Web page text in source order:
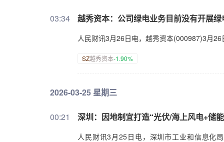
03:34 越秀资本：公司绿电业务目前没有开展
人民财讯3月26日电，越秀资本(000987)3月
SZ越秀资本-1.90%
2026-03-25 星期三
00:21 深圳：因地制宜打造“光伏/海上风电+储
人民财讯3月25日电，深圳市工业和信息化